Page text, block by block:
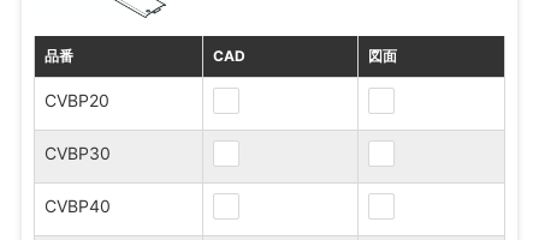
品番 CAD 図面
CVBP20
CVBP30
CVBP40